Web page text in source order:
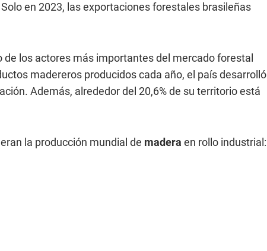
en 2023, las exportaciones forestales brasileñas
los actores más importantes del mercado forestal
madereros producidos cada año, el país desarrolló
Además, alrededor del 20,6% de su territorio está
la producción mundial de madera en rollo industrial: